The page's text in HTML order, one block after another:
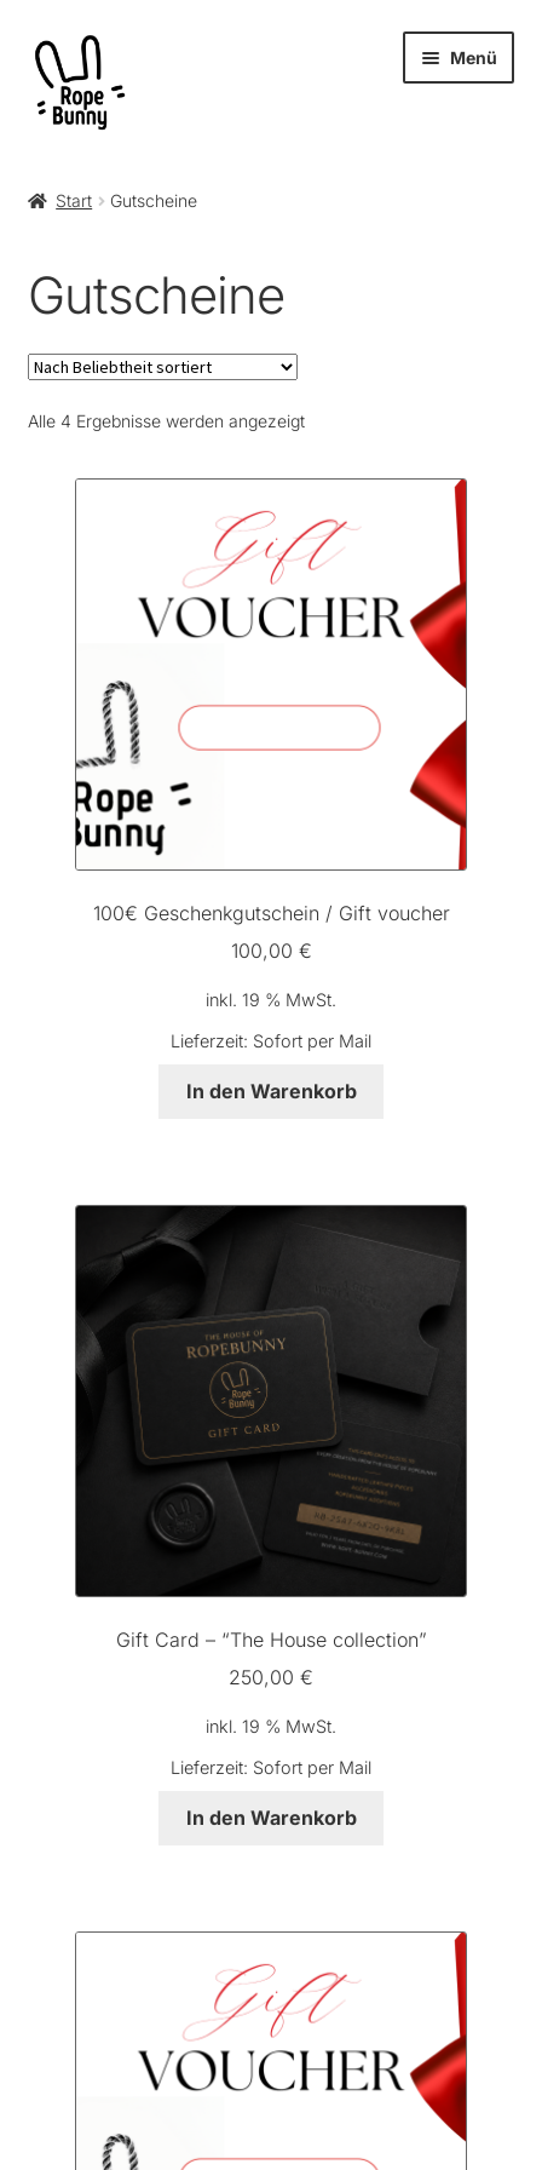
Zur
Navigation
springen
Zum
Inhalt
springen
Menü
Museum
Journal
Archiv
Start Gutscheine
Gutscheine
Alle 4 Ergebnisse werden angezeigtNach
100€ Geschenkgutschein / Gift voucher
100,00 €
inkl. 19 % MwSt.
Lieferzeit: Sofort per Mail
In den Warenkorb
Gift Card – “The House collection”
250,00 €
inkl. 19 % MwSt.
Lieferzeit: Sofort per Mail
In den Warenkorb